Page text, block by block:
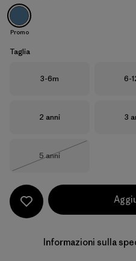
Shore Blue
Promo
Taglia
Taglia
3-6m 6-
Taglia
2 anni 3
Taglia
5 anni
Informazioni sulla